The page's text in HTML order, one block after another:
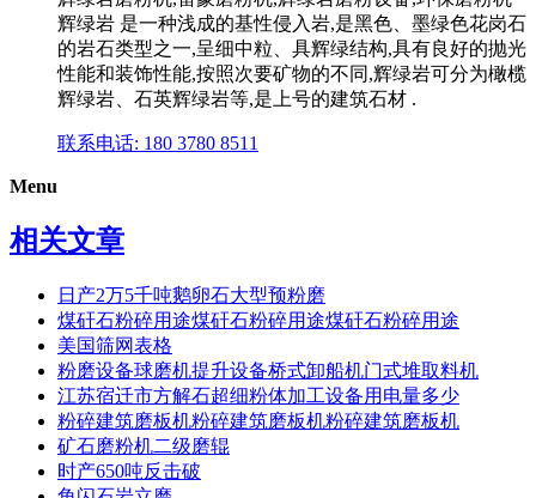
辉绿岩 是一种浅成的基性侵入岩,是黑色、墨绿色花岗石
的岩石类型之一,呈细中粒、具辉绿结构,具有良好的抛光
性能和装饰性能,按照次要矿物的不同,辉绿岩可分为橄榄
辉绿岩、石英辉绿岩等,是上号的建筑石材 .
联系电话: 180 3780 8511
Menu
相关文章
日产2万5千吨鹅卵石大型预粉磨
煤矸石粉碎用途煤矸石粉碎用途煤矸石粉碎用途
美国筛网表格
粉磨设备球磨机提升设备桥式卸船机门式堆取料机
江苏宿迁市方解石超细粉体加工设备用电量多少
粉碎建筑磨板机粉碎建筑磨板机粉碎建筑磨板机
矿石磨粉机二级磨辊
时产650吨反击破